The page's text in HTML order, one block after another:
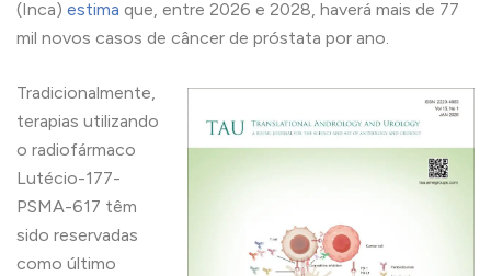
(Inca) estima que, entre 2026 e 2028, haverá mais de 77
mil novos casos de câncer de próstata por ano.
Tradicionalmente,
terapias utilizando
o radiofármaco
Lutécio-177-
PSMA-617 têm
sido reservadas
como último